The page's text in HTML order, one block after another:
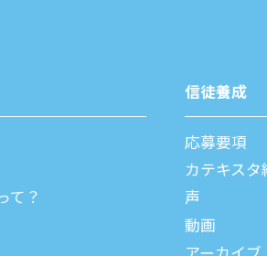
て？
信徒養成
応募要項
カテキスタ
声
動画